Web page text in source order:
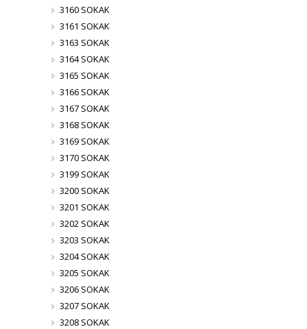
3160 SOKAK
3161 SOKAK
3163 SOKAK
3164 SOKAK
3165 SOKAK
3166 SOKAK
3167 SOKAK
3168 SOKAK
3169 SOKAK
3170 SOKAK
3199 SOKAK
3200 SOKAK
3201 SOKAK
3202 SOKAK
3203 SOKAK
3204 SOKAK
3205 SOKAK
3206 SOKAK
3207 SOKAK
3208 SOKAK